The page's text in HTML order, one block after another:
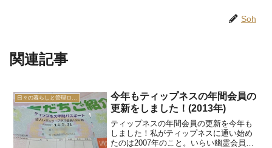
Soh
関連記事
日々の暮らしと管理ログ(2026年)
今年もティップネスの年間会員の
更新をしました！(2013年)
ティップネスの年間会員の更新を今年も
しました！私がティップネスに通い始め
たのは2007年のこと。いらい幽霊会員を